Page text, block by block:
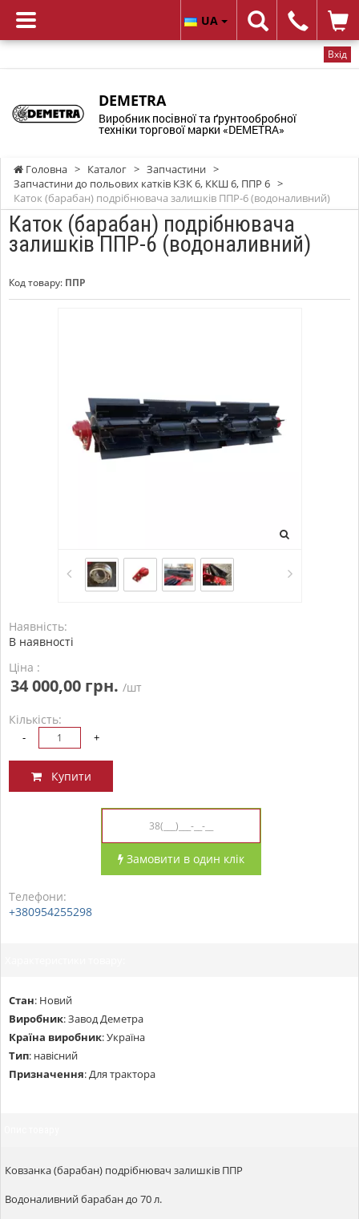
Вхід
DEMETRA
Виробник посівної та ґрунтообробної
техніки торгової марки «DEMETRA»
UA
Головна > Каталог > Запчастини >
Запчастини до польових катків КЗК 6, ККШ 6, ППР 6 >
Каток (барабан) подрібнювача залишків ППР-6 (водоналивний)
Каток (барабан) подрібнювача
залишків ППР-6 (водоналивний)
Код товару: ППР
Наявність:
В наявності
Ціна :
34 000,00 грн. /шт
Кількість:
- +
Купити
Замовити в один клік
Телефони:
+380954255298
Стан: Новий
Виробник:Завод Деметра
Країна виробник:Україна
Тип: навісний
Призначення: Для трактора
Ковзанка (барабан) подрібнювач залишків ППР
Водоналивний барабан до 70 л.